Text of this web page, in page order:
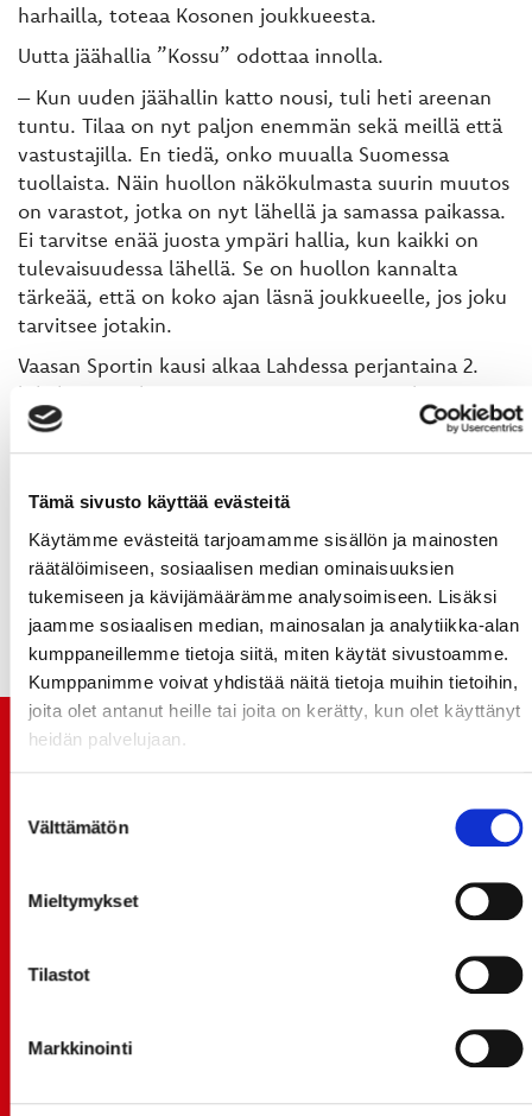
Tämä sivusto käyttää evästeitä
Käytämme evästeitä tarjoamamme sisällön ja mainosten
räätälöimiseen, sosiaalisen median ominaisuuksien
tukemiseen ja kävijämäärämme analysoimiseen. Lisäksi
jaamme sosiaalisen median, mainosalan ja analytiikka-alan
kumppaneillemme tietoja siitä, miten käytät sivustoamme.
Kumppanimme voivat yhdistää näitä tietoja muihin tietoihin,
joita olet antanut heille tai joita on kerätty, kun olet käyttänyt
heidän palvelujaan.
valinta
Välttämätön
Mieltymykset
Tilastot
Markkinointi
harhailla, toteaa Kosonen joukkueesta.
Uutta jäähallia ”Kossu” odottaa innolla.
– Kun uuden jäähallin katto nousi, tuli heti areenan
tuntu. Tilaa on nyt paljon enemmän sekä meillä että
vastustajilla. En tiedä, onko muualla Suomessa
tuollaista. Näin huollon näkökulmasta suurin muutos
on varastot, jotka on nyt lähellä ja samassa paikassa.
Ei tarvitse enää juosta ympäri hallia, kun kaikki on
tulevaisuudessa lähellä. Se on huollon kannalta
tärkeää, että on koko ajan läsnä joukkueelle, jos joku
tarvitsee jotakin.
Vaasan Sportin kausi alkaa Lahdessa perjantaina 2.
lokakuuta Pelicansia vastaan. Kotiavaus pelataan
uudistetulla Vaasan Sähkö Areenalla lauantaina 10.
lokakuuta klo 18.30, kun vastaan asettuu Porin Ässät.
TUOREIMMAT UUTISET
JOKERIT-OTTELUN LIPUT MYYNTIIN HUOMENNA TI
LIIKUNTALEIKKIKOULUUN KESÄ-HEINÄKUUSSA!
SPORT-ÄSSÄT JA KOKO JOUKKUEEN MEET&GREET
TO 13.8. - LIPUT NYT MYYNNISSÄ
15.07.